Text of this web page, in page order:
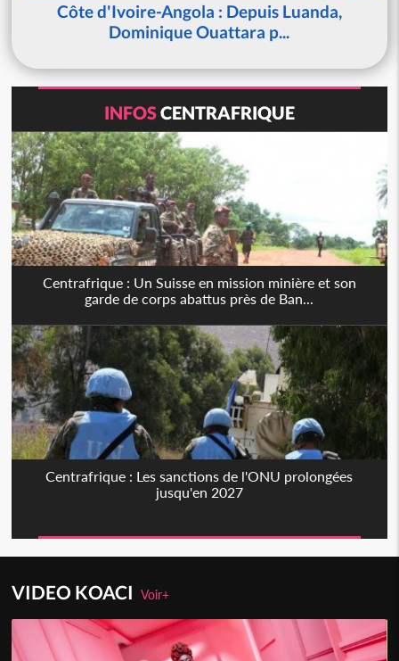
Côte d'Ivoire-Angola : Depuis Luanda,
Dominique Ouattara p...
INFOSCENTRAFRIQUE
Centrafrique : Un Suisse en mission minière et son
garde de corps abattus près de Ban...
Centrafrique : Les sanctions de l'ONU prolongées
jusqu'en 2027
VIDEO KOACIVoir+